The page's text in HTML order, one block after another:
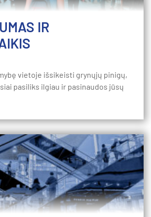
IR
vietoje išsikeisti grynųjų pinigų,
pasiliks ilgiau ir pasinaudos jūsų